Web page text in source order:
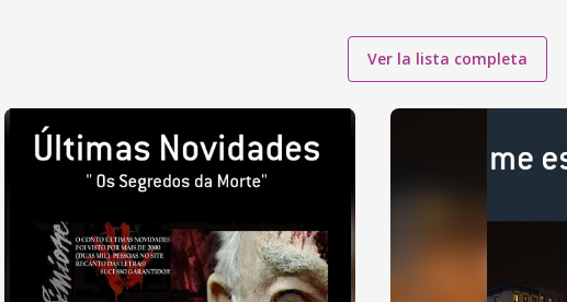
Ver la lista completa